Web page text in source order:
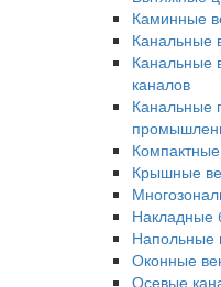
Каминные
Канальные
Канальные
каналов
Канальные
Крышные
Накладные
Напольные
Оконные
Осевые